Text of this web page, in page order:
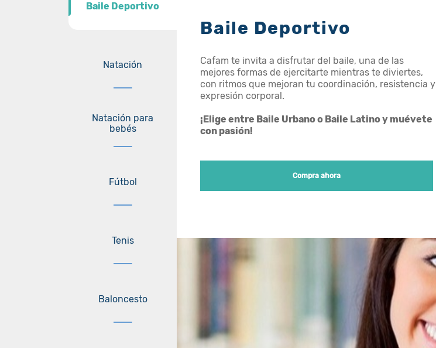
Baile Deportivo
Baile Deportivo
Natación
Natación para
bebés
Fútbol
Tenis
Baloncesto
Baile Deportivo
Cafam te invita a disfrutar del baile, una de las
mejores formas de ejercitarte mientras te diviertes,
con ritmos que mejoran tu coordinación, resistencia y
expresión corporal.
¡Elige entre Baile Urbano o Baile Latino y muévete
con pasión!
Compra ahora